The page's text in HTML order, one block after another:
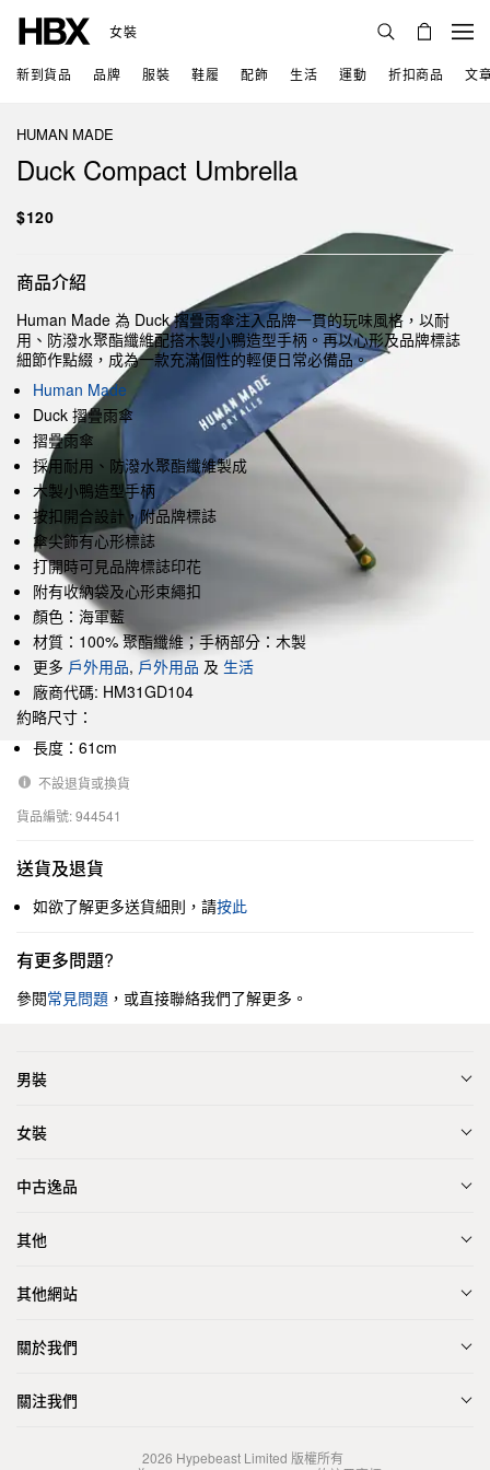
女裝
新到貨品 品牌 服裝 鞋履 配飾 生活 運動 折扣商品 文
HUMAN MADE
Duck Compact Umbrella
$120
商品介紹
Human Made 為 Duck 摺疊雨傘注入品牌一貫的玩味風格，以耐
用、防潑水聚酯纖維配搭木製小鴨造型手柄。再以心形及品牌標誌
細節作點綴，成為一款充滿個性的輕便日常必備品。
Human Made
Duck 摺疊雨傘
摺疊雨傘
採用耐用、防潑水聚酯纖維製成
木製小鴨造型手柄
按扣開合設計，附品牌標誌
傘尖飾有心形標誌
打開時可見品牌標誌印花
附有收納袋及心形束繩扣
顏色：海軍藍
材質：100% 聚酯纖維；手柄部分：木製
更多 戶外用品, 戶外用品 及 生活
廠商代碼: HM31GD104
約略尺寸：
長度：61cm
不設退貨或換貨
貨品編號: 944541
送貨及退貨
如欲了解更多送貨細則，請按此
有更多問題?
參閱常見問題 ，或直接聯絡我們了解更多。
男裝
女裝
中古逸品
其他
其他網站
關於我們
關注我們
2026 Hypebeast Limited 版權所有